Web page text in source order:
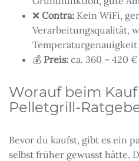
❌ Contra: Kein WiFi,
Verarbeitungsqualität,
Temperaturgenauigkeit
💰 Preis: ca. 360 – 420 €
Worauf beim
Pelletgrill-
Bevor du kaufst, gibt es ein
selbst früher gewusst hätte.